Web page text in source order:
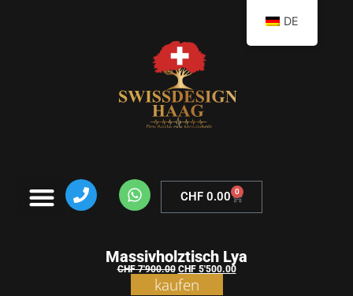
CHF0.00 0
Massivholztisch Lya
CHF7'900.00 CHF5'500.00
kaufen
DE